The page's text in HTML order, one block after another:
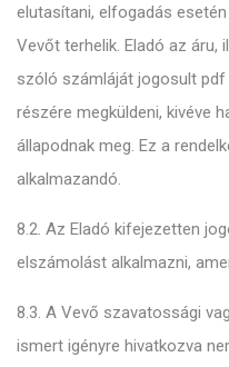
elutasítani, elfogadás
Vevőt terhelik. Eladó az áru,
szóló számláját jogosult
részére megküldeni, kivéve
állapodnak meg. Ez a
alkalmazandó.
8.2. Az Eladó kifejezetten
elszámolást alkalmazni,
8.3. A Vevő szavatossági
ismert igényre hivatkozva